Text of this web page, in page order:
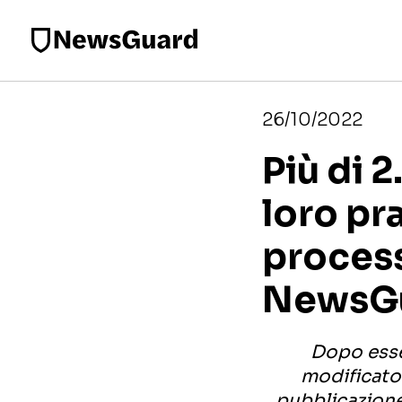
26/10/2022
Più di
loro
Dopo